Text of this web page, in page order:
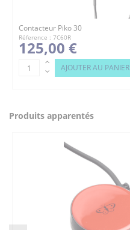
Contacteur Piko 30
Réference : 7C60R
125,00 €
AJOUTER AU PANIER
Produits apparentés